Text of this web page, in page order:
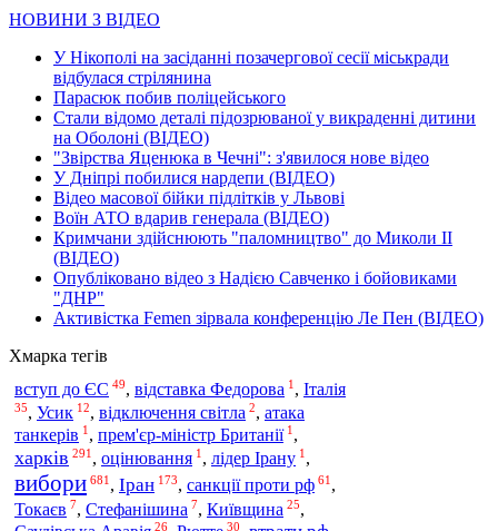
НОВИНИ З ВІДЕО
У Нікополі на засіданні позачергової сесії міськради
відбулася стрілянина
Парасюк побив поліцейського
Стали відомо деталі підозрюваної у викраденні дитини
на Оболоні (ВІДЕО)
"Звірства Яценюка в Чечні": з'явилося нове відео
У Дніпрі побилися нардепи (ВІДЕО)
Відео масової бійки підлітків у Львові
Воїн АТО вдарив генерала (ВІДЕО)
Кримчани здійснюють "паломництво" до Миколи ІІ
(ВІДЕО)
Опубліковано відео з Надією Савченко і бойовиками
"ДНР"
Активістка Femen зірвала конференцію Ле Пен (ВІДЕО)
Хмарка тегів
вступ до ЄС 49, відставка Федорова 1 , Італія
35, Усик 12, відключення світла 2, атака
танкерів 1 , прем'єр-міністр Британії 1 ,
харків 291 , оцінювання 1 , лідер Ірану 1 ,
вибори 681 , Іран 173, санкції проти рф 61 ,
Токаєв 7, Стефанішина 7, Київщина 25,
26 30